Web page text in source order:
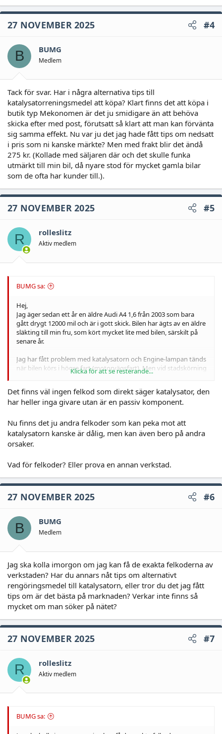
27 NOVEMBER 2025 #4
B BUMG
Medlem
Tack för svar. Har i några alternativa tips till
katalysatorreningsmedel att köpa? Klart finns det att köpa i
butik typ Mekonomen är det ju smidigare än att behöva
skicka efter med post, förutsatt så klart att man kan förvänta
sig samma effekt. Nu var ju det jag hade fått tips om nedsatt
i pris som ni kanske märkte? Men med frakt blir det ändå
275 kr. (Kollade med säljaren där och det skulle funka
utmärkt till min bil, då nyare stod för mycket gamla bilar
som de ofta har kunder till.).
27 NOVEMBER 2025 #5
R rolleslitz
Aktiv medlem
BUMG sa:
Hej,
Jag äger sedan ett år en äldre Audi A4 1,6 från 2003 som bara
gått drygt 12000 mil och är i gott skick. Bilen har ägts av en äldre
släkting till min fru, som kört mycket lite med bilen, särskilt på
senare år.
Jag har fått problem med katalysatorn och Engine-lampan tänds
när bilen körs i högre fart (motorvägsfart). Men vid stadskörning
igensatt pga. den lilla körning som bilen körts på senare år. Och
då även så klart i lägre hastigheter. Firman rekommenderade en
Bilfirman föreslog produkten
https://www.marinshopen.se/product/catalytic-converter-
lambda-cleaner/wyn24463
som bl.a. denna affär säljer. När jag
läser deras info står det att denna produkt är avsedd för nyare
Vad rekommenderar ni att jag ska göra innan ett ev. byte av
katalysatorn? Finns någon annan produkt som är bättre
anpassa för en äldre bil som min för att försöka rengöra
katalysatorn? Ett byte av katalysator är ju även ganska dyrt.
arbetskostnad. Finns andra alternativ? Är köpa begagnad
katalysator en tänkbar idé?
Klicka för att se resterande...
Det finns väl ingen felkod som direkt säger katalysator, den
har heller inga givare utan är en passiv komponent.
Nu finns det ju andra felkoder som kan peka mot att
katalysatorn kanske är dålig, men kan även bero på andra
orsaker.
Vad för felkoder? Eller prova en annan verkstad.
27 NOVEMBER 2025 #6
B BUMG
Medlem
Jag ska kolla imorgon om jag kan få de exakta felkoderna av
verkstaden? Har du annars nåt tips om alternativt
rengöringsmedel till katalysatorn, eller tror du det jag fått
tips om är det bästa på marknaden? Verkar inte finns så
mycket om man söker på nätet?
27 NOVEMBER 2025 #7
R rolleslitz
Aktiv medlem
BUMG sa: